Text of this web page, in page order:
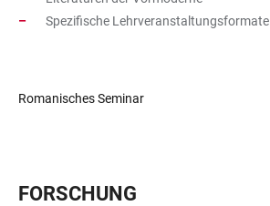
Spezifische Lehrveranstaltungsformate
Romanisches Seminar
FORSCHUNG